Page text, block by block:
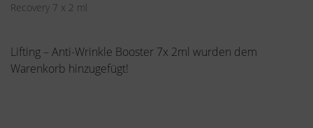
Recovery 7 x 2 ml
Lifting – Anti-Wrinkle Booster 7x 2ml wurden dem
Warenkorb hinzugefügt!